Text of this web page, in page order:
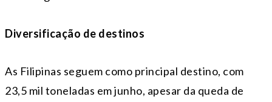
Diversificação de destinos
As Filipinas seguem como principal destino, com
23,5 mil toneladas em junho, apesar da queda de